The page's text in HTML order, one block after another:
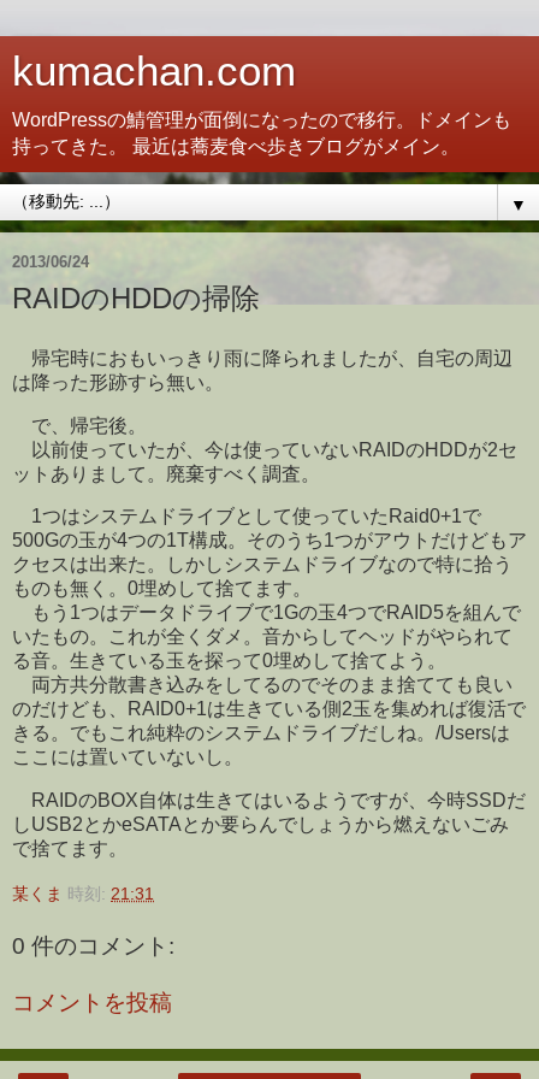
kumachan.com
WordPressの鯖管理が面倒になったので移行。ドメインも
持ってきた。 最近は蕎麦食べ歩きブログがメイン。
▼
2013/06/24
RAIDのHDDの掃除
帰宅時におもいっきり雨に降られましたが、自宅の周辺
は降った形跡すら無い。
で、帰宅後。
以前使っていたが、今は使っていないRAIDのHDDが2セ
ットありまして。廃棄すべく調査。
1つはシステムドライブとして使っていたRaid0+1で
500Gの玉が4つの1T構成。そのうち1つがアウトだけどもア
クセスは出来た。しかしシステムドライブなので特に拾う
ものも無く。0埋めして捨てます。
もう1つはデータドライブで1Gの玉4つでRAID5を組んで
いたもの。これが全くダメ。音からしてヘッドがやられて
る音。生きている玉を探って0埋めして捨てよう。
両方共分散書き込みをしてるのでそのまま捨てても良い
のだけども、RAID0+1は生きている側2玉を集めれば復活で
きる。でもこれ純粋のシステムドライブだしね。/Usersは
ここには置いていないし。
RAIDのBOX自体は生きてはいるようですが、今時SSDだ
しUSB2とかeSATAとか要らんでしょうから燃えないごみ
で捨てます。
某くま 時刻: 21:31
0 件のコメント:
コメントを投稿